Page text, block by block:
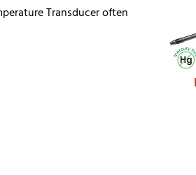
Transducer often